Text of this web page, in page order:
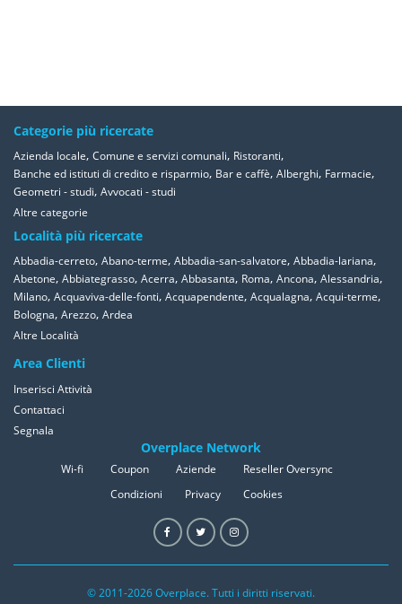
Categorie più ricercate
Azienda locale, Comune e servizi comunali, Ristoranti,
Banche ed istituti di credito e risparmio, Bar e caffè, Alberghi, Farmacie,
Geometri - studi, Avvocati - studi
Altre categorie
Località più ricercate
Abbadia-cerreto, Abano-terme, Abbadia-san-salvatore, Abbadia-lariana,
Abetone, Abbiategrasso, Acerra, Abbasanta, Roma, Ancona, Alessandria,
Milano, Acquaviva-delle-fonti, Acquapendente, Acqualagna, Acqui-terme,
Bologna, Arezzo, Ardea
Altre Località
Area Clienti
Inserisci Attività
Contattaci
Segnala
Overplace Network
Wi-fi Coupon Aziende
Reseller Oversync
Condizioni
Privacy Cookies
© 2011-2026 Overplace. Tutti i diritti riservati.